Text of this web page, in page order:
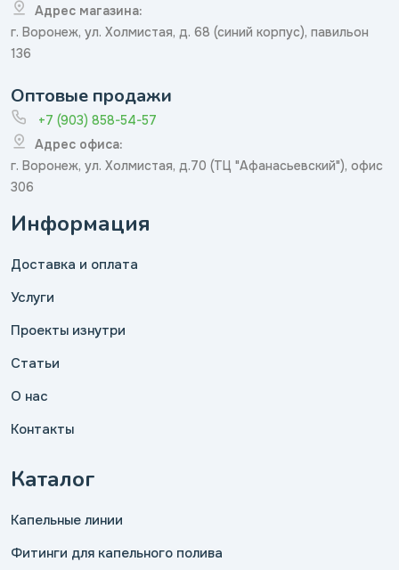
Адрес магазина:
г. Воронеж, ул. Холмистая, д. 68 (синий корпус), павильон
136
Оптовые продажи
+7 (903) 858-54-57
Адрес офиса:
г. Воронеж, ул. Холмистая, д.70 (ТЦ "Афанасьевский"), офис
306
Информация
Доставка и оплата
Услуги
Проекты изнутри
Статьи
О нас
Контакты
Каталог
Капельные линии
Фитинги для капельного полива